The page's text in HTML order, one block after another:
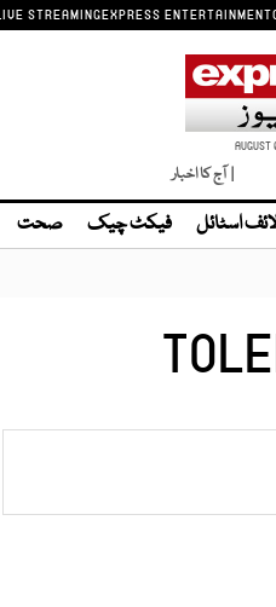
STREAMINGEXPRESS ENTERTAINMENT
| آج کا اخبار
اسٹائل فیکٹ چیک صحت